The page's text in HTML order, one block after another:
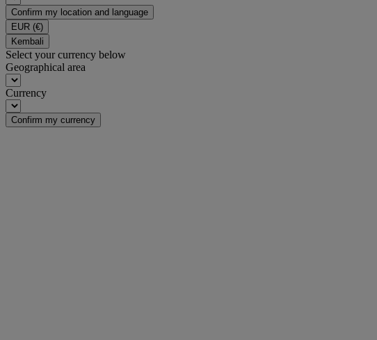
Confirm my location and language
EUR (€)
Kembali
Select your currency below
Geographical area
Currency
Confirm my currency